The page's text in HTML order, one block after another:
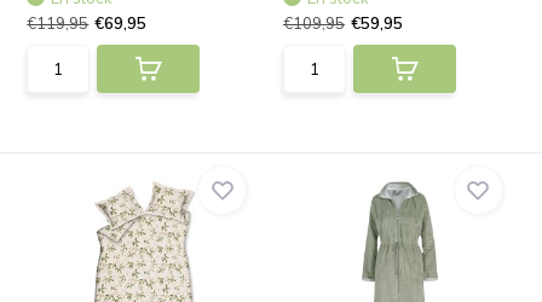
€119,95 €69,95
€109,95 €59,95